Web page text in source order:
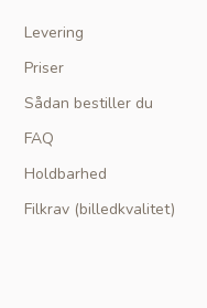
Levering
Priser
Sådan bestiller du
FAQ
Holdbarhed
Filkrav (billedkvalitet)